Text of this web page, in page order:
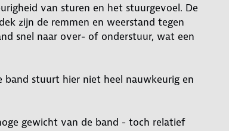
van sturen en het stuurgevoel. De
zijn de remmen en weerstand tegen
snel naar over- of onderstuur, wat een
band stuurt hier niet heel nauwkeurig en
gewicht van de band - toch relatief